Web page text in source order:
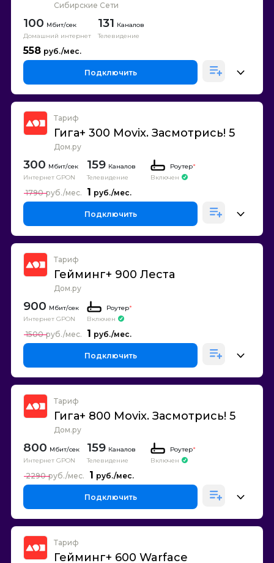
Сибирские Сети
100
Домашний интернет
131 Каналов
Телевидение
558
Подключить
Тариф
Гига+ 300 Movix. Засмотрись! 5
Дом.ру
300
Интернет GPON
159 Каналов
Телевидение
Роутер*
Включен
1
1790
Подключить
Тариф
Гейминг+ 900 Леста
Дом.ру
900
Интернет GPON
Роутер*
Включен
1
1500
Подключить
Тариф
Гига+ 800 Movix. Засмотрись! 5
Дом.ру
800
Интернет GPON
159 Каналов
Телевидение
Роутер*
Включен
1
2290
Подключить
Тариф
Гейминг+ 600 Warface